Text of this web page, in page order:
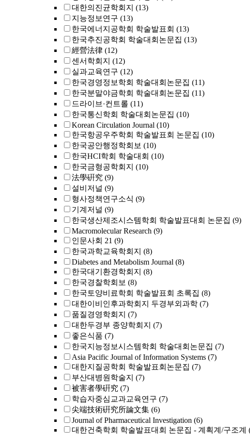
대한의진균학회지 (13)
지능정보연구 (13)
한국에너지공학회 학술발표회 (13)
한국추진공학회 학술대회논문집 (13)
經營法律 (12)
센서학회지 (12)
실과교육연구 (12)
한국경영정보학회 학술대회논문집 (11)
한국분말야금학회 학술대회논문집 (11)
드라이브·컨트롤 (11)
한국통신학회 학술대회논문집 (10)
Korean Circulation Journal (10)
한국항공우주학회 학술발표회 논문집 (10)
한국공안행정학회보 (10)
한국HCI학회 학술대회 (10)
한국금형공학회지 (10)
法學硏究 (9)
설비저널 (9)
형사정책연구소식 (9)
기계저널 (9)
한국생산제조시스템학회 학술발표대회 논문집 (9)
Macromolecular Research (9)
인문사회 21 (9)
한국과학교육학회지 (8)
Diabetes and Metabolism Journal (8)
한국대기환경학회지 (8)
한국경찰학회보 (8)
한국토양비료학회 학술발표회 초록집 (8)
대한이비인후과학회지 두경부외과학 (7)
품질경영학회지 (7)
대한두경부 종양학회지 (7)
좋은식품 (7)
한국지능정보시스템학회 학술대회논문집 (7)
Asia Pacific Journal of Information Systems (7)
대한지질공학회 학술발표회논문집 (7)
부산대병원학술지 (7)
被害者學硏究 (7)
학습자중심교과교육연구 (7)
尖端技術硏究所論文集 (6)
Journal of Pharmaceutical Investigation (6)
대한건축학회 학술발표대회 논문집 - 계획계/구조계